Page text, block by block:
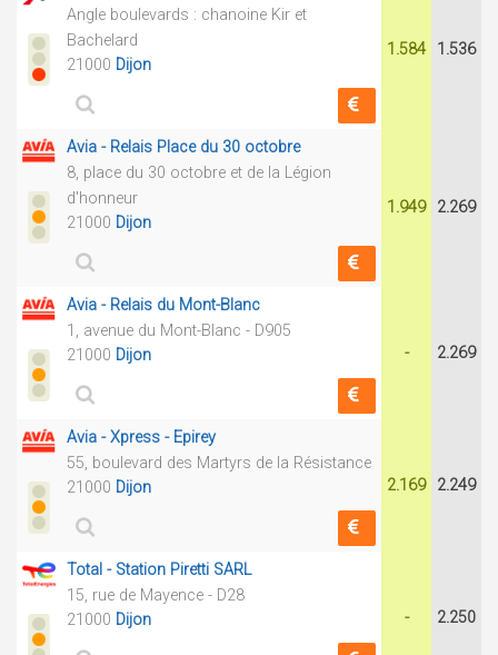
Angle boulevards : chanoine Kir et
Bachelard
21000 Dijon
1.584 1.536
Avia - Relais Place du 30 octobre
8, place du 30 octobre et de la Légion
d'honneur
21000 Dijon
1.949 2.269
Avia - Relais du Mont-Blanc
1, avenue du Mont-Blanc - D905
21000 Dijon - 2.269
Avia - Xpress - Epirey
55, boulevard des Martyrs de la Résistance
21000 Dijon 2.169 2.249
Total - Station Piretti SARL
15, rue de Mayence - D28
21000 Dijon - 2.250